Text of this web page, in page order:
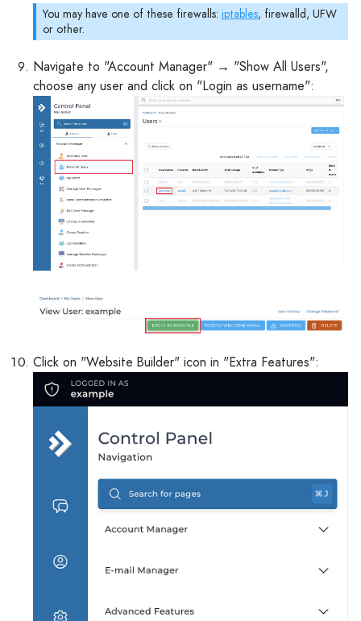
You may have one of these firewalls: iptables, firewalld, UFW
or other.
Navigate to "Account Manager" → "Show All Users",
choose any user and click on "Login as username":
Click on "Website Builder" icon in "Extra Features":